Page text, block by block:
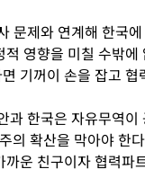
문제와 연계해 한국
적 영향을 미칠 수밖
기꺼이 손을 잡고
과 한국은 자유무역
의 확산을 막아야 한
까운 친구이자 협력파